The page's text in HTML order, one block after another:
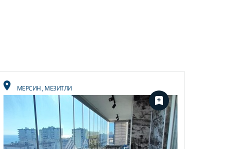
МЕРСИН, МЕЗИТЛИ